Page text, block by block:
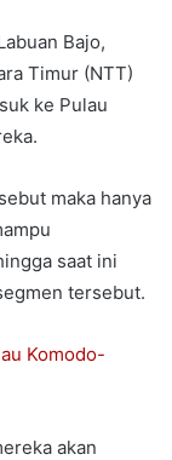
Bajo,
Timur (NTT)
ke Pulau
maka hanya
saat ini
tersebut.
Komodo-
akan